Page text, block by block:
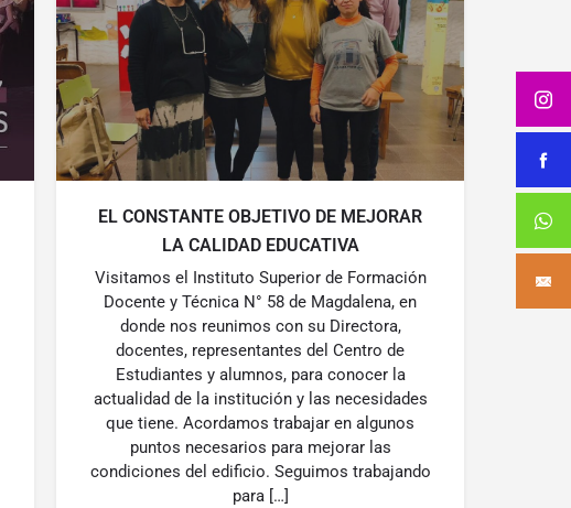
EL CONSTANTE OBJETIVO DE MEJORAR
LA CALIDAD EDUCATIVA
Visitamos el Instituto Superior de Formación
Docente y Técnica N° 58 de Magdalena, en
donde nos reunimos con su Directora,
docentes, representantes del Centro de
Estudiantes y alumnos, para conocer la
actualidad de la institución y las necesidades
que tiene. Acordamos trabajar en algunos
puntos necesarios para mejorar las
condiciones del edificio. Seguimos trabajando
para […]